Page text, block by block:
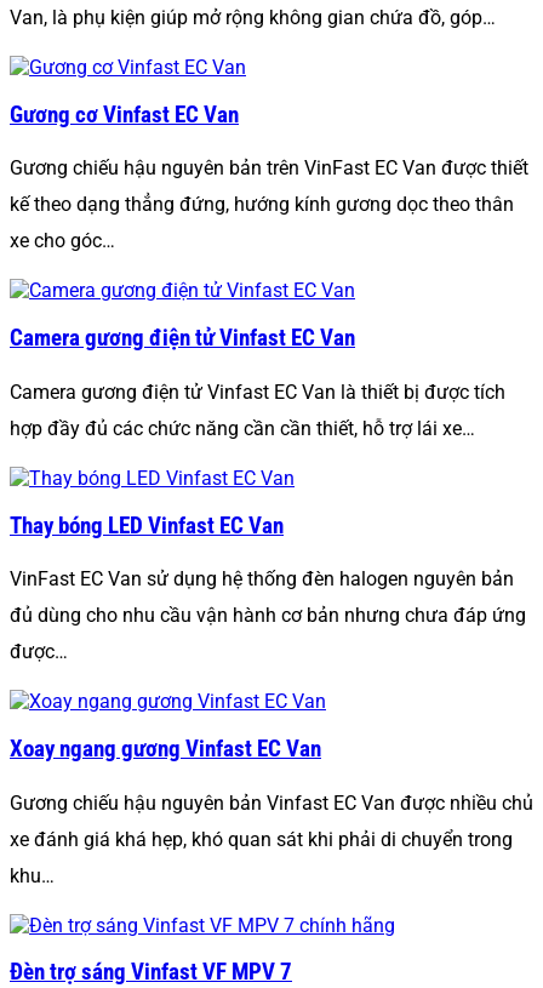
Van, là phụ kiện giúp mở rộng không gian chứa đồ, góp…
Gương cơ Vinfast EC Van
Gương chiếu hậu nguyên bản trên VinFast EC Van được thiết
kế theo dạng thẳng đứng, hướng kính gương dọc theo thân
xe cho góc…
Camera gương điện tử Vinfast EC Van
Camera gương điện tử Vinfast EC Van là thiết bị được tích
hợp đầy đủ các chức năng cần cần thiết, hỗ trợ lái xe…
Thay bóng LED Vinfast EC Van
VinFast EC Van sử dụng hệ thống đèn halogen nguyên bản
đủ dùng cho nhu cầu vận hành cơ bản nhưng chưa đáp ứng
được…
Xoay ngang gương Vinfast EC Van
Gương chiếu hậu nguyên bản Vinfast EC Van được nhiều chủ
xe đánh giá khá hẹp, khó quan sát khi phải di chuyển trong
khu…
Đèn trợ sáng Vinfast VF MPV 7